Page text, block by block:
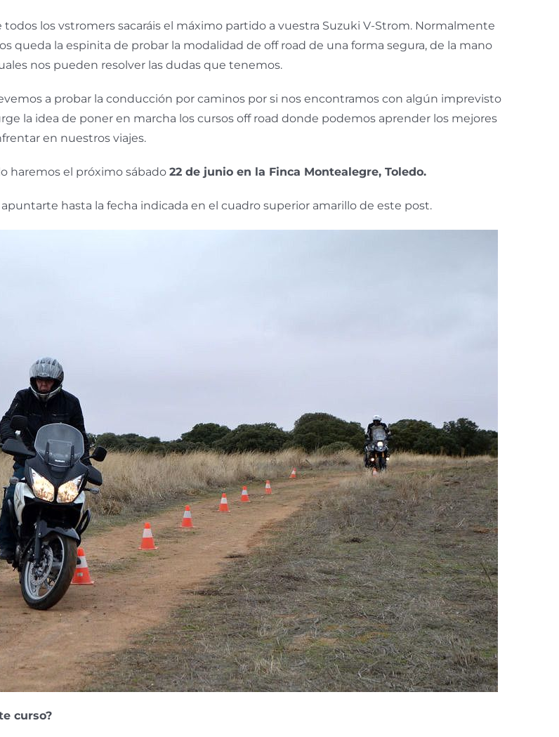
los vstromers sacaráis el máximo partido a vuestra Suzuki V-Strom. Normalmente
queda la espinita de probar la modalidad de off road de una forma segura, de la mano
nos pueden resolver las dudas que tenemos.
a probar la conducción por caminos por si nos encontramos con algún imprevisto
la idea de poner en marcha los cursos off road donde podemos aprender los mejores
en nuestros viajes.
haremos el próximo sábado 22 de junio en la Finca Montealegre, Toledo.
hasta la fecha indicada en el cuadro superior amarillo de este post.
curso?